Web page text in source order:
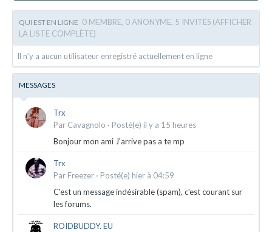
QUI EST EN LIGNE 0 MEMBRE, 0 ANONYME, 5 INVITÉS (AFFICHER
LA LISTE COMPLÈTE)
Il n’y a aucun utilisateur enregistré actuellement en ligne
MESSAGES
Trx
Par Cavagnolo · Posté(e) il y a 15 heures
Bonjour mon ami J'arrive pas a te mp
Trx
Par Freezer · Posté(e) hier à 04:59
C'est un message indésirable (spam), c'est courant sur
les forums.
ROIDBUDDY. EU